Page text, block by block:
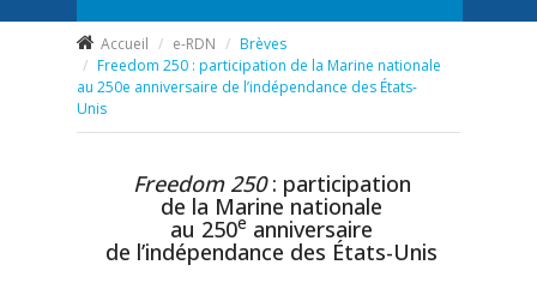
Accueil e-RDN
Brèves
Freedom 250 : participation de la Marine nationale
au 250e anniversaire de l’indépendance des États-
Unis
Freedom 250: participation
de la Marine nationale
au 250e anniversaire
de l’indépendance des États-Unis